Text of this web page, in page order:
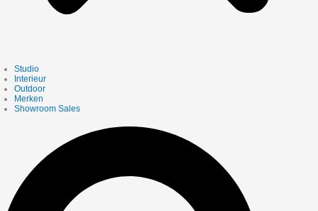
Studio
Interieur
Outdoor
Merken
Showroom Sales